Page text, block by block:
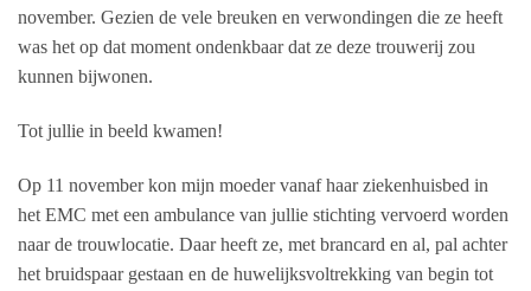
november. Gezien de vele breuken en verwondingen die ze heeft
was het op dat moment ondenkbaar dat ze deze trouwerij zou
kunnen bijwonen.
Tot jullie in beeld kwamen!
Op 11 november kon mijn moeder vanaf haar ziekenhuisbed in
het EMC met een ambulance van jullie stichting vervoerd worden
naar de trouwlocatie. Daar heeft ze, met brancard en al, pal achter
het bruidspaar gestaan en de huwelijksvoltrekking van begin tot